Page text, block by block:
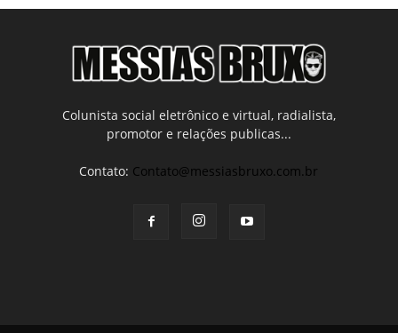
Colunista social eletrônico e virtual, radialista,
promotor e relações publicas...
Contato: Contato@messiasbruxo.com.br